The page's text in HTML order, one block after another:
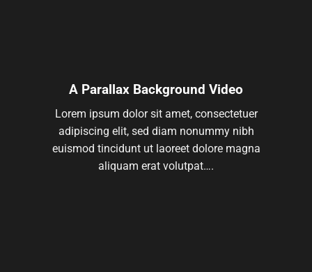
A Parallax Background Video
Lorem ipsum dolor sit amet, consectetuer
adipiscing elit, sed diam nonummy nibh
euismod tincidunt ut laoreet dolore magna
aliquam erat volutpat….